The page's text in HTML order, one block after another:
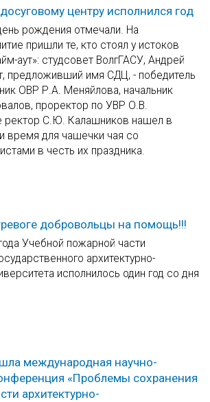
центру исполнился год
рождения отмечали. На
пришли те, кто стоял у истоков
аут»: студсовет ВолгГАСУ, Андрей
предложивший имя СДЦ, - победитель
ОВР Р.А. Меняйлова, начальник
проректор по УВР О.В.
ректор С.Ю. Калашников нашел в
время для чашечки чая со
в честь их праздника.
добровольцы на помощь!!!
Учебной пожарной части
архитектурно-
исполнилось один год со дня
международная научно-
«Проблемы сохранения
архитектурно-